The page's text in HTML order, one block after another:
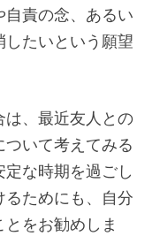
責の念、あるい
たいという願望
、最近友人との
いて考えてみる
な時期を過ごし
ためにも、自分
をお勧めしま